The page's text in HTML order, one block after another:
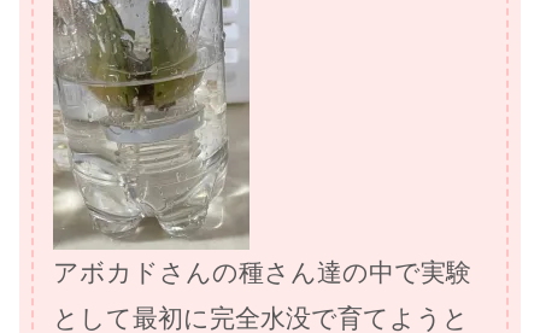
アボカドさんの種さん達の中で実験
として最初に完全水没で育てようと